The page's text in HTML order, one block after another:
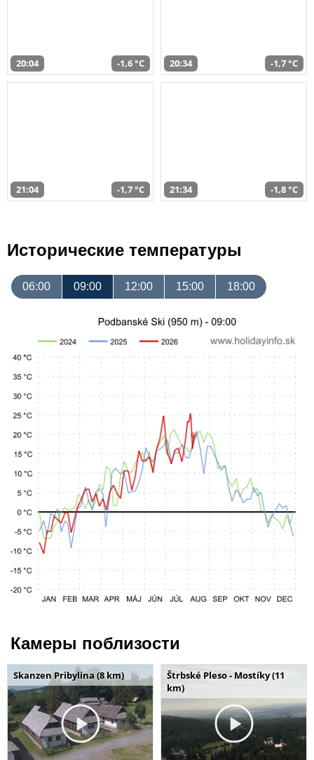
20:04 -1,6 °C 20:34 -1,7 °C
21:04 -1,7 °C 21:34 -1,8 °C
Исторические температуры
06:00 09:00 12:00 15:00 18:00
Камеры поблизости
Skanzen Pribylina (8 km)
Štrbské Pleso - Mostíky (11
km)